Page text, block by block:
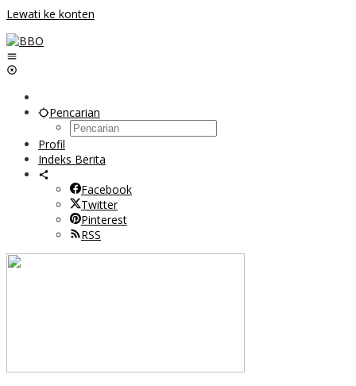
Lewati ke konten
Pencarian
Profil
Indeks Berita
Facebook
Twitter
Pinterest
RSS